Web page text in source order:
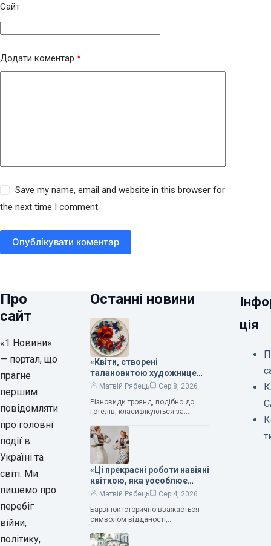
Сайт
Додати коментар *
Save my name, email and website in this browser for
the next time I comment.
Опублікувати коментар
Про
сайт
«1 Новини»
— портал, що
прагне
першим
повідомляти
про головні
події в
Україні та
світі. Ми
пишемо про
перебіг
війни,
політику,
Останні новини
«Квіти, створені
талановитою художницею
Валентиною Трегубовою,
— колекціонерка Людмила
Карпінська-Романюк
Матвій Рябець
Сер 8, 2026
Різновиди троянд, подібно до
готелів, класифікуються за
класифікації квітів їх лише чотири.
Критерії оцінки включають
розмір…
«Ці прекрасні роботи навіяні
квіткою, яка уособлює
нескінченне кохання», —
Людмила Карпінська-
Романюк
Матвій Рябець
Сер 4, 2026
Барвінок історично вважається
символом відданості,
та тривалого подружнього союзу.
ція